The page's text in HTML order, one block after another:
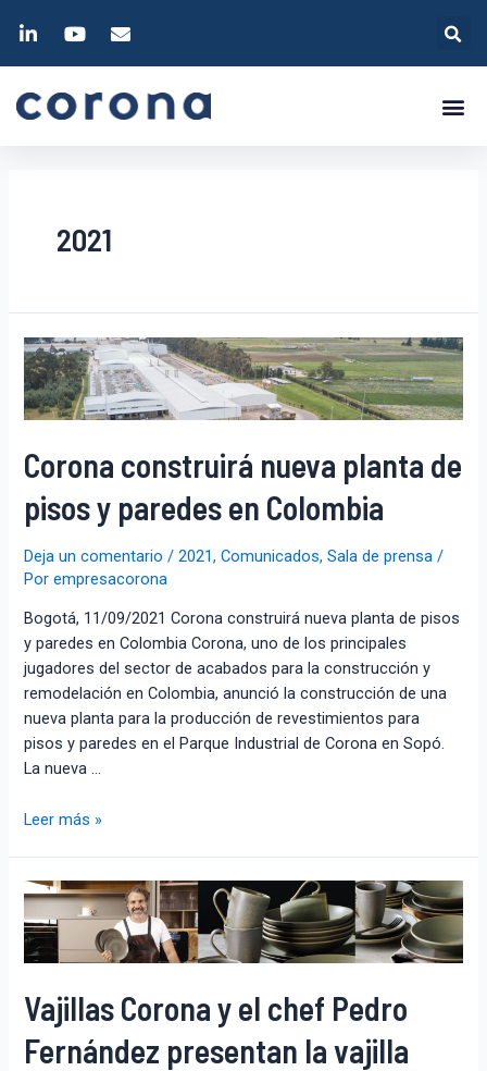
2021
Corona construirá nueva planta de
pisos y paredes en Colombia
Deja un comentario /2021,Comunicados,Sala de prensa /
Porempresacorona
Bogotá, 11/09/2021 Corona construirá nueva planta de pisos
y paredes en Colombia Corona, uno de los principales
jugadores del sector de acabados para la construcción y
remodelación en Colombia, anunció la construcción de una
nueva planta para la producción de revestimientos para
pisos y paredes en el Parque Industrial de Corona en Sopó.
La nueva …
Leer más »
Vajillas Corona y el chef Pedro
Fernández presentan la vajilla